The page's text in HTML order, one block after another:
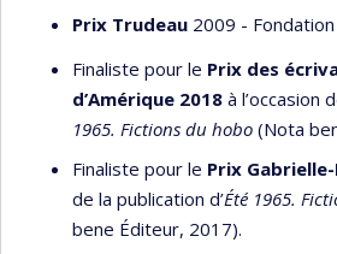
Prix Trudeau 2009 -
Finaliste pour le Prix des
d’Amérique 2018 à l’occasion
1965. Fictions du hobo (Nota
Finaliste pour le Prix
de la publication d’Été 1965.
bene Éditeur, 2017).